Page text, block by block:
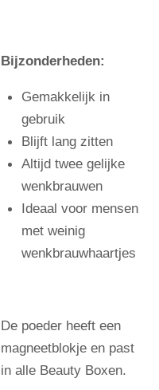
Bijzonderheden:
Gemakkelijk in
gebruik
Blijft lang zitten
Altijd twee gelijke
wenkbrauwen
Ideaal voor mensen
met weinig
wenkbrauwhaartjes
De poeder heeft een
magneetblokje en past
in alle Beauty Boxen.